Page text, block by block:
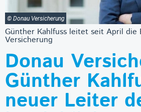
© Donau Versicherung
Günther Kahlfuss leitet seit April die
Versicherung
Donau
Günther
neuer Leiter